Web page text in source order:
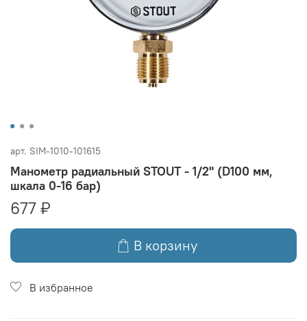
арт. SIM-1010-101615
Манометр радиальный STOUT - 1/2" (D100 мм,
шкала 0-16 бар)
677 ₽
В корзину
В избранное